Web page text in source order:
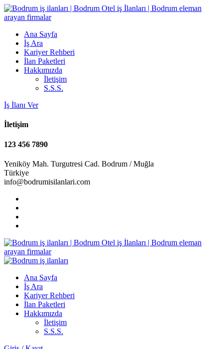
Ana Sayfa
İş Ara
Kariyer Rehberi
İlan Paketleri
Hakkımızda
İletişim
S.S.S.
İş İlanı Ver
İletişim
123 456 7890
Yeniköy Mah. Turgutresi Cad. Bodrum / Muğla
Türkiye
info@bodrumisilanlari.com
Ana Sayfa
İş Ara
Kariyer Rehberi
İlan Paketleri
Hakkımızda
İletişim
S.S.S.